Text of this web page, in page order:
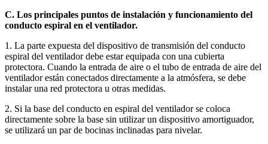
C. Los principales puntos de instalación y funcionamiento del
conducto espiral en el ventilador.
1. La parte expuesta del dispositivo de transmisión del conducto
espiral del ventilador debe estar equipada con una cubierta
protectora. Cuando la entrada de aire o el tubo de entrada de aire del
ventilador están conectados directamente a la atmósfera, se debe
instalar una red protectora u otras medidas.
2. Si la base del conducto en espiral del ventilador se coloca
directamente sobre la base sin utilizar un dispositivo amortiguador,
se utilizará un par de bocinas inclinadas para nivelar.